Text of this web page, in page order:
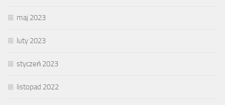
maj 2023
luty 2023
styczeń 2023
listopad 2022